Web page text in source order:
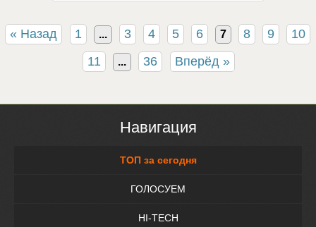
« Назад 1 ... 3 4 5 6 7 8 9
10
11
... 36 Вперёд »
Навигация
ТОП за сегодня
ГОЛОСУЕМ
HI-TECH